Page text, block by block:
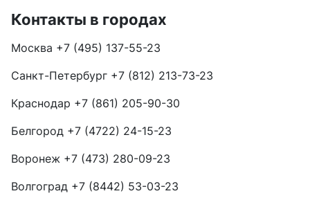
Контакты в городах
Москва +7 (495) 137-55-23
Санкт-Петербург +7 (812) 213-73-23
Краснодар +7 (861) 205-90-30
Белгород +7 (4722) 24-15-23
Воронеж +7 (473) 280-09-23
Волгоград +7 (8442) 53-03-23